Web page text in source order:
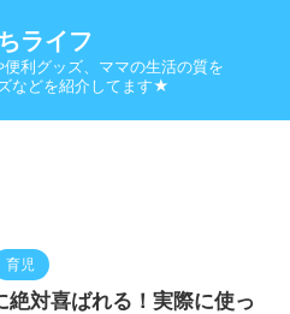
ライフ
利グッズ、ママの生活の質を
などを紹介してます★
育児
絶対喜ばれる！実際に使っ